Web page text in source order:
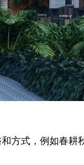
式，例如春耕